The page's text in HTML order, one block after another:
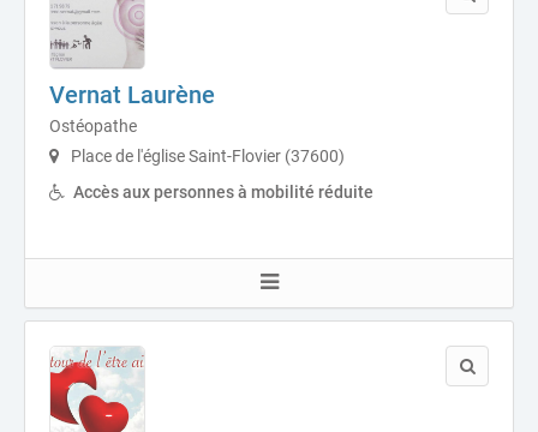
Vernat Laurène
Ostéopathe
Place de l'église Saint-Flovier (37600)
Accès aux personnes à mobilité réduite